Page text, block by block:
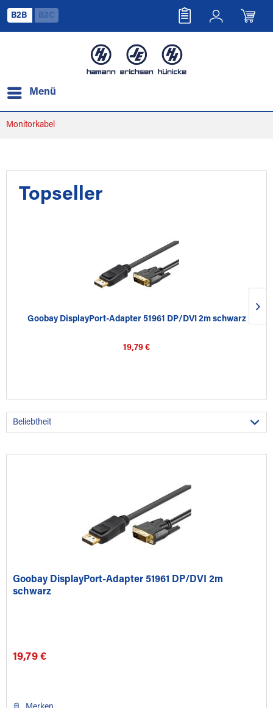
B2B B2C
Menü
Monitorkabel
Topseller
Goobay DisplayPort-Adapter 51961 DP/DVI 2m schwarz
19,79 €
Goobay DisplayPort-Adapter 51961 DP/DVI 2m
schwarz
19,79 €